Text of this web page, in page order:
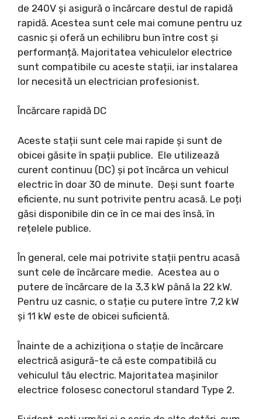
de 240V și asigură o încărcare destul de rapidă
rapidă. Acestea sunt cele mai comune pentru uz
casnic și oferă un echilibru bun între cost și
performanță. Majoritatea vehiculelor electrice
sunt compatibile cu aceste stații, iar instalarea
lor necesită un electrician profesionist.
Încărcare rapidă DC
Aceste stații sunt cele mai rapide și sunt de
obicei găsite în spații publice. Ele utilizează
curent continuu (DC) și pot încărca un vehicul
electric în doar 30 de minute. Deși sunt foarte
eficiente, nu sunt potrivite pentru acasă. Le poți
găsi disponibile din ce în ce mai des însă, în
rețelele publice.
În general, cele mai potrivite stații pentru acasă
sunt cele de încărcare medie. Acestea au o
putere de încărcare de la 3,3 kW până la 22 kW.
Pentru uz casnic, o stație cu putere între 7,2 kW
și 11 kW este de obicei suficientă.
Înainte de a achiziționa o stație de încărcare
electrică asigură-te că este compatibilă cu
vehiculul tău electric. Majoritatea mașinilor
electrice folosesc conectorul standard Type 2.